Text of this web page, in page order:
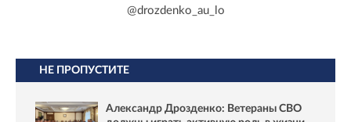
@drozdenko_au_lo
НЕ ПРОПУСТИТЕ
Александр Дрозденко: Ветераны СВО